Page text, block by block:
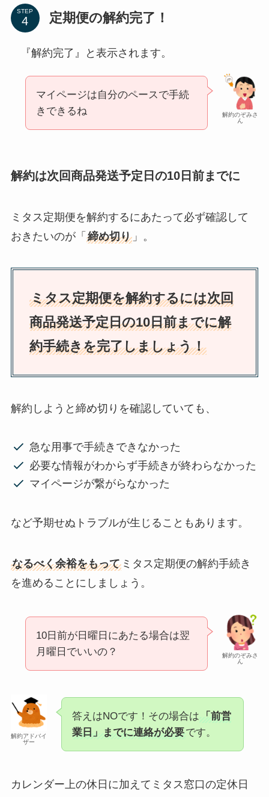
STEP 定期便の解約完了！
『解約完了』と表示されます。
解約のぞみさ
ん
マイページは自分のペースで手続
きできるね
解約は次回商品発送予定日の10日前までに
ミタス定期便を解約するにあたって必ず確認して
おきたいのが「 締め切り」。
ミタス定期便を解約するには次回
商品発送予定日の10日前までに解
約手続きを完了しましょう！
解約しようと締め切りを確認していても、
急な用事で手続きできなかった
必要な情報がわからず手続きが終わらなかった
マイページが繋がらなかった
など予期せぬトラブルが生じることもあります。
なるべく余裕をもってミタス定期便の解約手続き
を進めることにしましょう。
解約のぞみさ
ん
10日前が日曜日にあたる場合は翌
月曜日でいいの？
解約アドバイ
ザー
答えはNOです！その場合は
「前営
業日」までに連絡が必要です。
カレンダー上の休日に加えてミタス窓口の定休日